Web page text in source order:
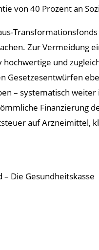
von 40 Prozent an
Zur Vermeidung
und
Gesetzesentwürfen
– systematisch
Finanzierung
auf Arzneimittel,
– Die Gesundheitskasse